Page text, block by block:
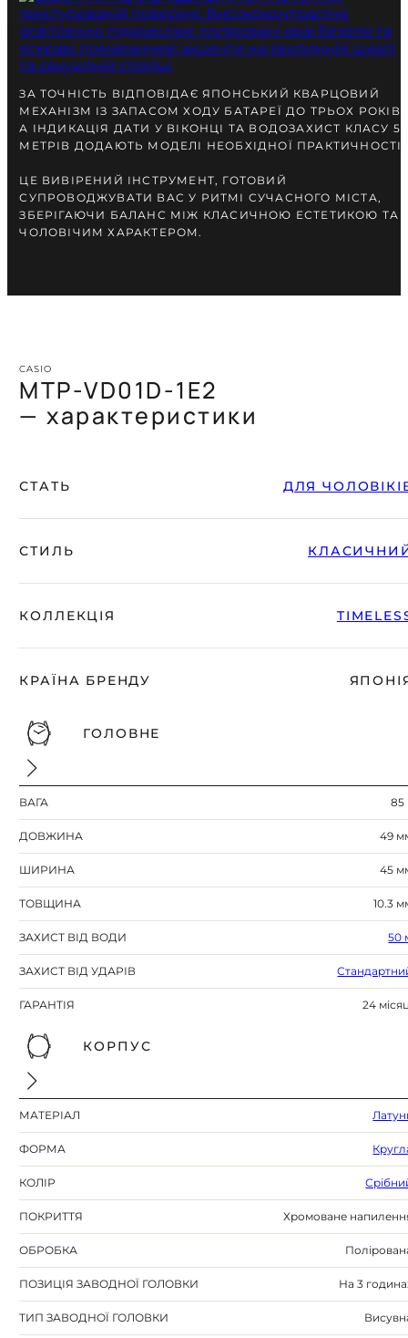
ЗА ТОЧНІСТЬ ВІДПОВІДАЄ ЯПОНСЬКИЙ КВАРЦОВИЙ
МЕХАНІЗМ ІЗ ЗАПАСОМ ХОДУ БАТАРЕЇ ДО ТРЬОХ РОКІВ,
А ІНДИКАЦІЯ ДАТИ У ВІКОНЦІ ТА ВОДОЗАХИСТ КЛАСУ
МЕТРІВ ДОДАЮТЬ МОДЕЛІ НЕОБХІДНОЇ ПРАКТИЧНОСТІ.
ЦЕ ВИВІРЕНИЙ ІНСТРУМЕНТ, ГОТОВИЙ
СУПРОВОДЖУВАТИ ВАС У РИТМІ СУЧАСНОГО МІСТА,
ЗБЕРІГАЮЧИ БАЛАНС МІЖ КЛАСИЧНОЮ ЕСТЕТИКОЮ ТА
ЧОЛОВІЧИМ ХАРАКТЕРОМ.
CASIO
MTP-VD01D-1E2
— характеристики
СТАТЬ ДЛЯ
СТИЛЬ
КОЛЛЕКЦІЯ
КРАЇНА БРЕНДУ
ГОЛОВНЕ
ВАГА 85
ДОВЖИНА 49
ШИРИНА 45
ТОВЩИНА 10.3
ЗАХИСТ ВІД ВОДИ 50
ЗАХИСТ ВІД УДАРІВ
ГАРАНТІЯ 24
КОРПУС
МАТЕРІАЛ
ФОРМА
КОЛІР
ПОКРИТТЯ Хромоване
ОБРОБКА
ПОЗИЦІЯ ЗАВОДНОЇ ГОЛОВКИ На 3
ТИП ЗАВОДНОЇ ГОЛОВКИ